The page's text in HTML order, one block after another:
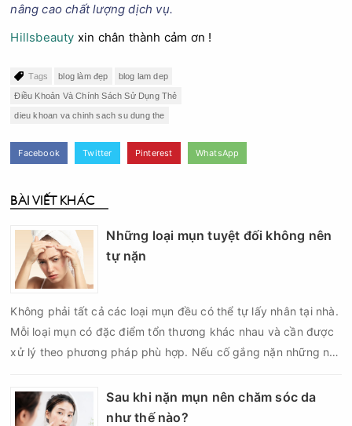
nâng cao chất lượng dịch vụ.
Hillsbeauty xin chân thành cảm ơn !
Tags blog làm đẹp blog lam dep
Điều Khoản Và Chính Sách Sử Dụng Thẻ
dieu khoan va chinh sach su dung the
Facebook Twitter Pinterest WhatsApp
BÀI VIẾT KHÁC
Những loại mụn tuyệt đối không nên
tự nặn
Không phải tất cả các loại mụn đều có thể tự lấy nhân tại nhà.
Mỗi loại mụn có đặc điểm tổn thương khác nhau và cần được
xử lý theo phương pháp phù hợp. Nếu cố gắng nặn những nốt
nên nghiêm trọng hơn, làm tăng nguy cơ nhiễm trùng, để lại
thâm hoặc sẹo khó phục hồi.
Sau khi nặn mụn nên chăm sóc da
như thế nào?